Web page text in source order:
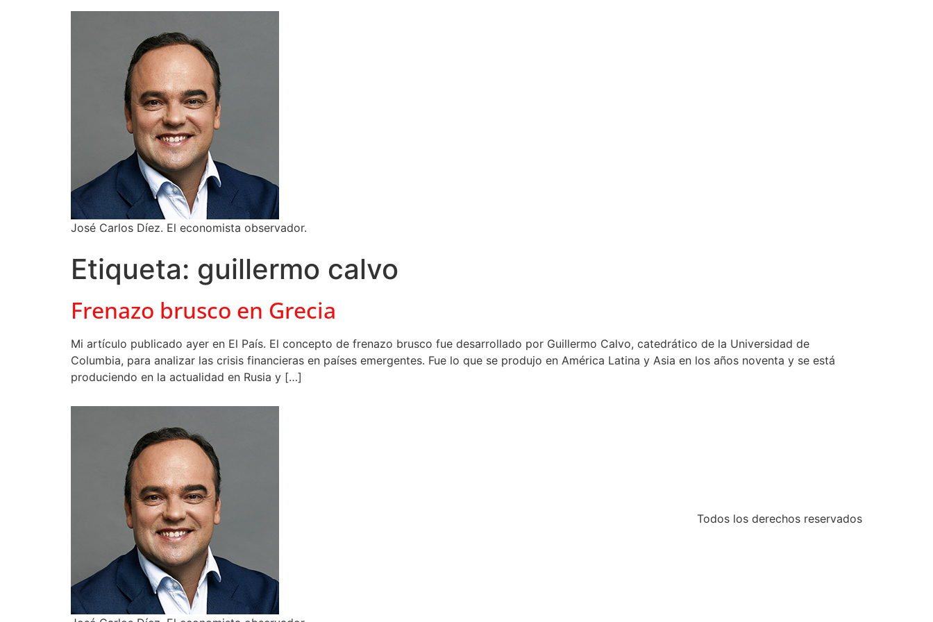
José Carlos Díez. El economista observador.
Etiqueta: guillermo calvo
Frenazo brusco en Grecia
Mi artículo publicado ayer en El País. El concepto de frenazo brusco fue desarrollado por Guillermo Calvo, catedrático de la Universidad de
Columbia, para analizar las crisis financieras en países emergentes. Fue lo que se produjo en América Latina y Asia en los años noventa y se está
produciendo en la actualidad en Rusia y […]
Todos los derechos reservados